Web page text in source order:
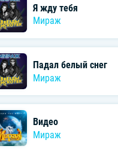
Я жду тебя
Мираж
Падал белый снег
Мираж
Видео
Мираж